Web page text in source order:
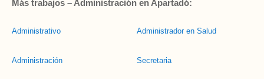
Más trabajos – Administración en Apartadó:
Administrativo
Administración
Administrador en Salud
Secretaria